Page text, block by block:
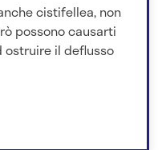
cistifellea, non
possono causarti
ostruire il deflusso